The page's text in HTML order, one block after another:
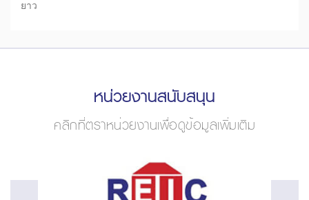
ยาว
หน่วยงานสนับสนุน
คลิกที่ตราหน่วยงานเพื่อดูข้อมูลเพิ่มเติม